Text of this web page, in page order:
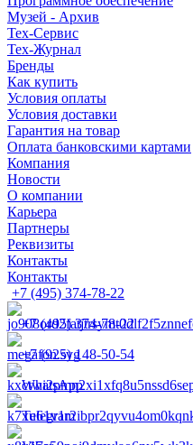
Музей - Архив
Tex-Сервис
Тех-Журнал
Бренды
Как купить
Условия оплаты
Условия доставки
Гарантия на товар
Оплата банковскими картами
Компания
Новости
О компании
Карьера
Партнеры
Реквизиты
Контакты
Контакты
+7 (495) 374-78-22
+7 (495) 374-78-22
+7 (925) 148-50-54
WhatsApp
Telegram